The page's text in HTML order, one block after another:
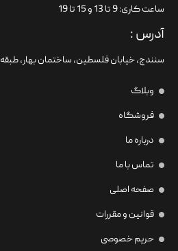
ساعت کاری: 9 تا 13 و 15 تا 19
آدرس :
سنندج، خیابان فلسطین،‌ ساختمان بهار، طبقه2
وبلاگ
فروشگاه
درباره ما
تماس با ما
صفحه اصلی
قوانین و مقررات
حریم خصوصی